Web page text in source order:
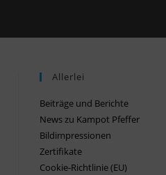
Allerlei
Beiträge und Berichte
News zu Kampot Pfeffer
Bildimpressionen
Zertifikate
Cookie-Richtlinie (EU)